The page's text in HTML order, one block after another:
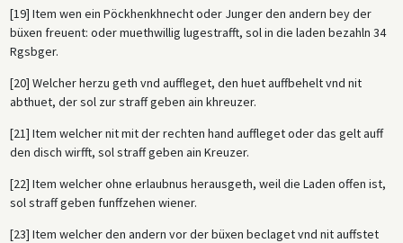
[19] Item wen ein Pöckhenkhnecht oder Junger den andern bey der
büxen freuent: oder muethwillig lugestrafft, sol in die laden bezahln 34
Rgsbger.
[20] Welcher herzu geth vnd auffleget, den huet auffbehelt vnd nit
abthuet, der sol zur straff geben ain khreuzer.
[21] Item welcher nit mit der rechten hand auffleget oder das gelt auff
den disch wirfft, sol straff geben ain Kreuzer.
[22] Item welcher ohne erlaubnus herausgeth, weil die Laden offen ist,
sol straff geben funffzehen wiener.
[23] Item welcher den andern vor der büxen beclaget vnd nit auffstet